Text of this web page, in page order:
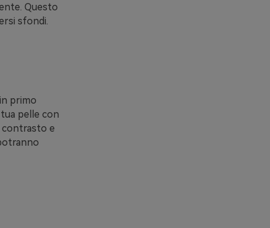
Questo
sfondi.
primo
pelle con
contrasto e